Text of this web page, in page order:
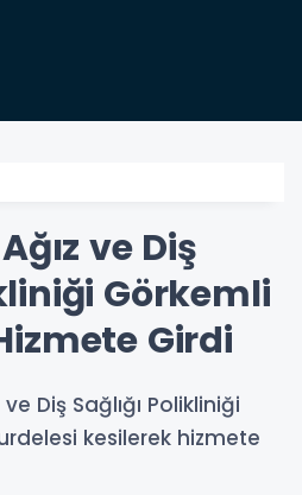
ve Diş
Görkemli
Girdi
Diş Sağlığı Polikliniği
kesilerek hizmete